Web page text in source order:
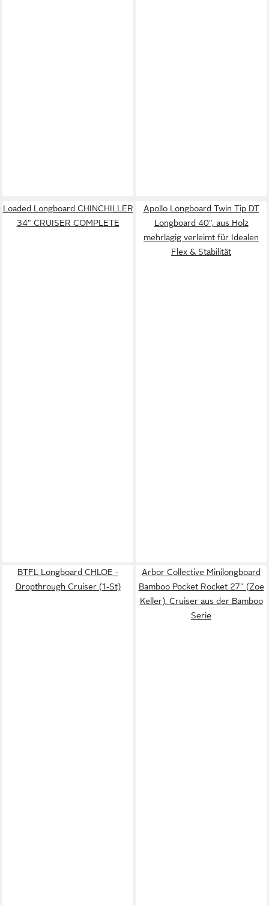
Loaded Longboard CHINCHILLER
34" CRUISER COMPLETE
Apollo Longboard Twin Tip DT
Longboard 40", aus Holz
mehrlagig verleimt für Idealen
Flex & Stabilität
BTFL Longboard CHLOE -
Dropthrough Cruiser (1-St)
Arbor Collective Minilongboard
Bamboo Pocket Rocket 27" (Zoe
Keller), Cruiser aus der Bamboo
Serie